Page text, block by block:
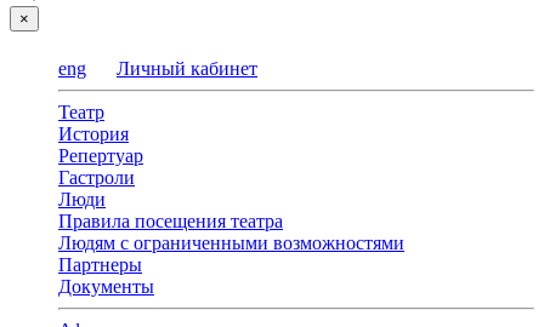
×
eng Личный кабинет
Театр
История
Репертуар
Гастроли
Люди
Правила посещения театра
Людям с ограниченными возможностями
Партнеры
Документы